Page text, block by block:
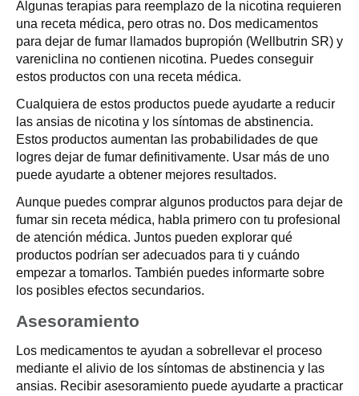
Algunas terapias para reemplazo de la nicotina requieren
una receta médica, pero otras no. Dos medicamentos
para dejar de fumar llamados bupropión (Wellbutrin SR) y
vareniclina no contienen nicotina. Puedes conseguir
estos productos con una receta médica.
Cualquiera de estos productos puede ayudarte a reducir
las ansias de nicotina y los síntomas de abstinencia.
Estos productos aumentan las probabilidades de que
logres dejar de fumar definitivamente. Usar más de uno
puede ayudarte a obtener mejores resultados.
Aunque puedes comprar algunos productos para dejar de
fumar sin receta médica, habla primero con tu profesional
de atención médica. Juntos pueden explorar qué
productos podrían ser adecuados para ti y cuándo
empezar a tomarlos. También puedes informarte sobre
los posibles efectos secundarios.
Asesoramiento
Los medicamentos te ayudan a sobrellevar el proceso
mediante el alivio de los síntomas de abstinencia y las
ansias. Recibir asesoramiento puede ayudarte a practicar